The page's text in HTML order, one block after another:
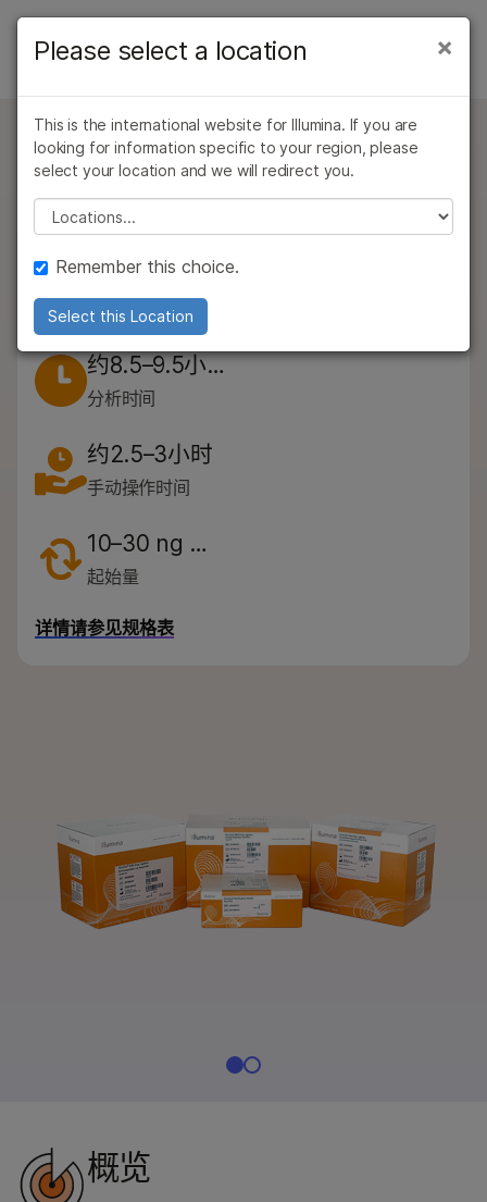
学习
支持
推荐内容链接
按类型
按感兴趣的区域
通过仪器兼容性
产品线
浏览所有产品
产品组合
概述
按感兴趣的区域
通过仪器兼容性
产品线
浏览所有产品
问题
Illumina Cell-Free DNA Prep with
Enrichment
一种快速、灵活且可扩展的cfDNA文库制备试剂盒，用
于高精度的突变检测。
Illumina Cell-Free DNA Prep with Enrichment
数据表
约8.5–9.5小…
分析时间
约2.5–3小时
手动操作时间
10–30 ng …
起始量
详情请参见规格表
概览
癌症研究
微生物学
农业基因组学
复杂疾病
临床肿瘤学
生殖健康
遗传病和罕见病
×
Please select a location
This is the international website for Illumina. If you are
looking for information specific to your region, please
select your location and we will redirect you.
Please select a location
Remember this choice.
Select this Location